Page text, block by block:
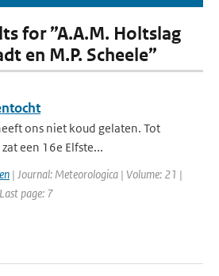
for ”A.A.M. Holtslag
en M.P. Scheele”
ons niet koud gelaten. Tot
een 16e Elfste...
| Journal: Meteorologica | Volume: 21 |
page: 7